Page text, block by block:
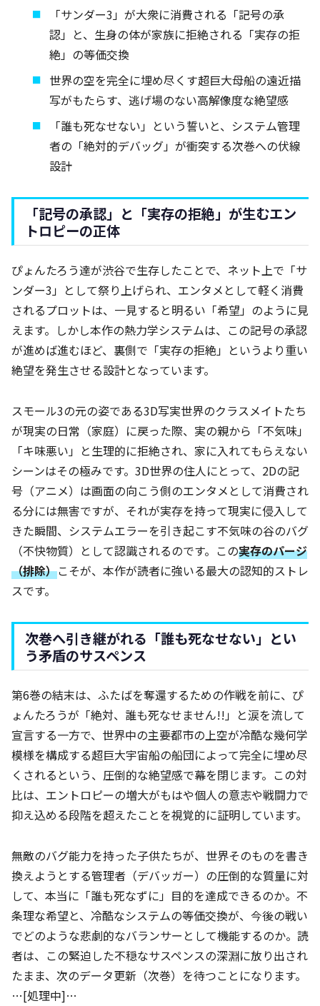
「サンダー3」が大衆に消費される「記号の承
認」と、生身の体が家族に拒絶される「実存の拒
絶」の等価交換
世界の空を完全に埋め尽くす超巨大母船の遠近描
写がもたらす、逃げ場のない高解像度な絶望感
「誰も死なせない」という誓いと、システム管理
者の「絶対的デバッグ」が衝突する次巻への伏線
設計
「記号の承認」と「実存の拒絶」が生むエン
トロピーの正体
ぴょんたろう達が渋谷で生存したことで、ネット上で「サ
ンダー3」として祭り上げられ、エンタメとして軽く消費
されるプロットは、一見すると明るい「希望」のように見
えます。しかし本作の熱力学システムは、この記号の承認
が進めば進むほど、裏側で「実存の拒絶」というより重い
絶望を発生させる設計となっています。
スモール3の元の姿である3D写実世界のクラスメイトたち
が現実の日常（家庭）に戻った際、実の親から「不気味」
「キ味悪い」と生理的に拒絶され、家に入れてもらえない
シーンはその極みです。3D世界の住人にとって、2Dの記
号（アニメ）は画面の向こう側のエンタメとして消費され
る分には無害ですが、それが実存を持って現実に侵入して
きた瞬間、システムエラーを引き起こす不気味の谷のバグ
（不快物質）として認識されるのです。この実存のパージ
（排除）こそが、本作が読者に強いる最大の認知的ストレ
スです。
次巻へ引き継がれる「誰も死なせない」とい
う矛盾のサスペンス
第6巻の結末は、ふたばを奪還するための作戦を前に、ぴ
ょんたろうが「絶対、誰も死なせません!!」と涙を流して
宣言する一方で、世界中の主要都市の上空が冷酷な幾何学
模様を構成する超巨大宇宙船の船団によって完全に埋め尽
くされるという、圧倒的な絶望感で幕を閉じます。この対
比は、エントロピーの増大がもはや個人の意志や戦闘力で
抑え込める段階を超えたことを視覚的に証明しています。
無敵のバグ能力を持った子供たちが、世界そのものを書き
換えようとする管理者（デバッガー）の圧倒的な質量に対
して、本当に「誰も死なずに」目的を達成できるのか。不
条理な希望と、冷酷なシステムの等価交換が、今後の戦い
でどのような悲劇的なバランサーとして機能するのか。読
者は、この緊迫した不穏なサスペンスの深淵に放り出され
たまま、次のデータ更新（次巻）を待つことになります。
…[処理中]…